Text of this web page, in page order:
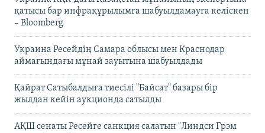
қатысы бар инфрақұрылымға шабуылдамауға келіскен
– Bloomberg
Украина Ресейдің Самара облысы мен Краснодар
аймағындағы мұнай зауытына шабуылдады
Қайрат Сатыбалдыға тиесілі "Байсат" базары бір
жылдан кейін аукционда сатылды
АҚШ сенаты Ресейге санкция салатын "Линдси Грэм